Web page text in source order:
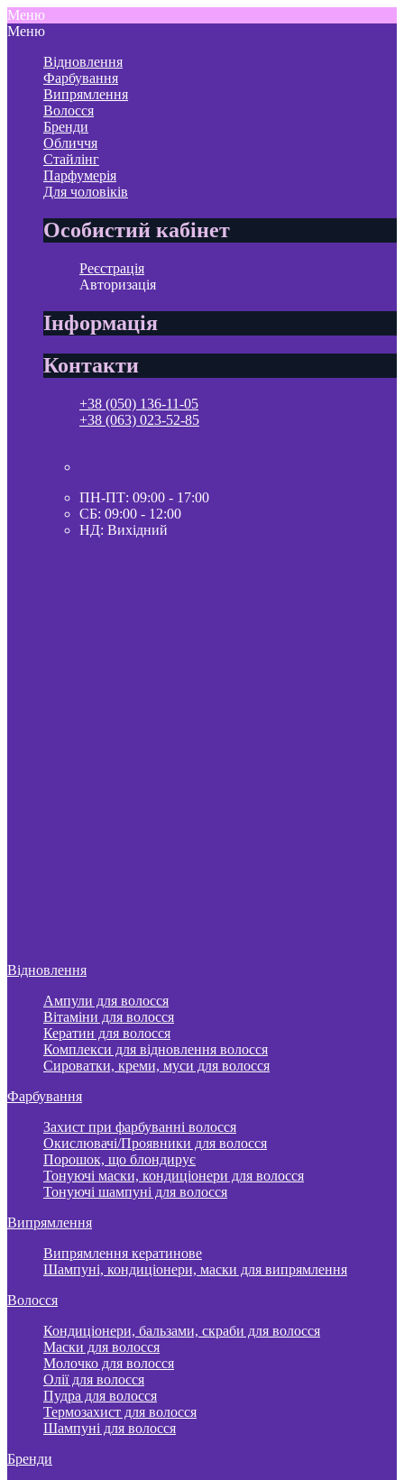
Меню
Меню
Відновлення
Фарбування
Випрямлення
Волосся
Бренди
Обличчя
Стайлінг
Парфумерія
Для чоловіків
Особистий кабінет
Реєстрація
Авторизація
Інформація
Контакти
+38 (050) 136-11-05
+38 (063) 023-52-85
ПН-ПТ: 09:00 - 17:00
СБ: 09:00 - 12:00
НД: Вихідний
Відновлення
Ампули для волосся
Вітаміни для волосся
Кератин для волосся
Комплекси для відновлення волосся
Сироватки, креми, муси для волосся
Фарбування
Захист при фарбуванні волосся
Окислювачі/Проявники для волосся
Порошок, що блондирує
Тонуючі маски, кондиціонери для волосся
Тонуючі шампуні для волосся
Випрямлення
Випрямлення кератинове
Шампуні, кондиціонери, маски для випрямлення
Волосся
Кондиціонери, бальзами, скраби для волосся
Маски для волосся
Молочко для волосся
Олії для волосся
Пудра для волосся
Термозахист для волосся
Шампуні для волосся
Бренди